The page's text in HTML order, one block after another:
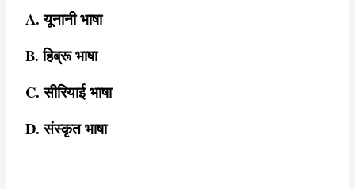
A. यूनानी भाषा
B. हिब्रू भाषा
C. सीरियाई भाषा
D. संस्कृत भाषा